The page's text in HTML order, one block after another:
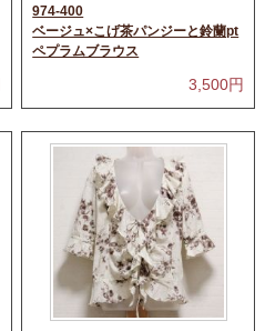
974-400
ベージュ×こげ茶パンジーと鈴蘭pt
ペプラムブラウス
3,500円